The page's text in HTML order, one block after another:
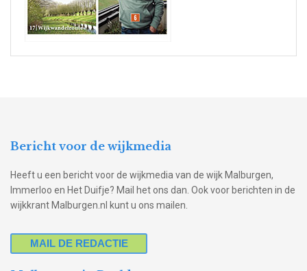
Bericht voor de wijkmedia
Heeft u een bericht voor de wijkmedia van de wijk Malburgen,
Immerloo en Het Duifje? Mail het ons dan. Ook voor berichten in de
wijkkrant Malburgen.nl kunt u ons mailen.
MAIL DE REDACTIE